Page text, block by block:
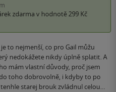
zdarma v hodnotě 299 Kč
to nejmenší, co pro Gail můžu
nedokážete nikdy úplně splatit. A
mám vlastní důvody, proč jsem
toho dobrovolně, i kdyby to po
starej brouk zvládnul celou…